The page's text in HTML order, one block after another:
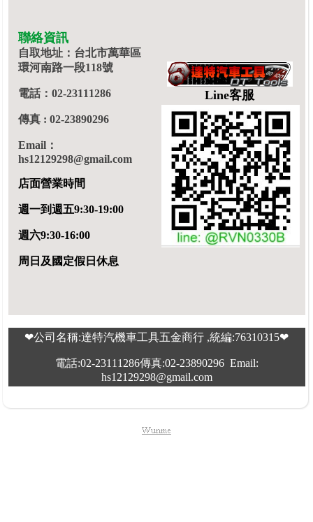
聯絡資訊
自取地址：台北市萬華區
環河南路一段118號
電話：02-23111286
傳真 : 02-23890296
Email：
hs12129298@gmail.com
店面營業時間
週一到週五9:30-19:00
週六9:30-16:00
周日及國定假日休息
Line客服
❤公司名稱:達特汽機車工具五金商行 ,統編:76310315❤
電話:02-23111286傳真:02-23890296 Email:
hs12129298@gmail.com